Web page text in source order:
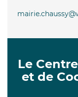
Le
et de